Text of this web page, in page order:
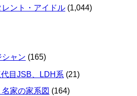
ント・アイドル (1,044)
ャン (165)
目JSB、LDH系 (21)
家の家系図 (164)